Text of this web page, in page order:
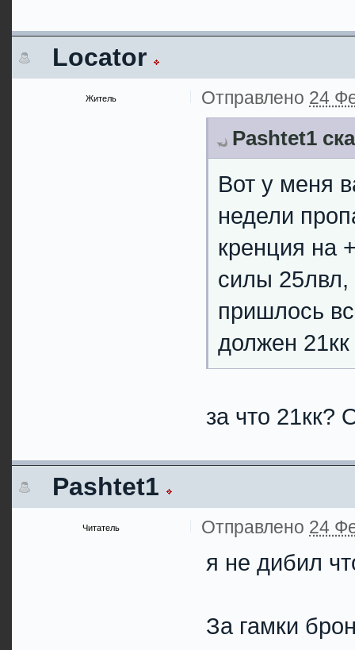
Locator
Житель Отправлено 24
Pashtet1
Вот у меня
недели
кренция на
силы
пришлось
должен 21кк
за что 21кк?
Pashtet1
Читатель Отправлено 24
я не дибил
За гамки